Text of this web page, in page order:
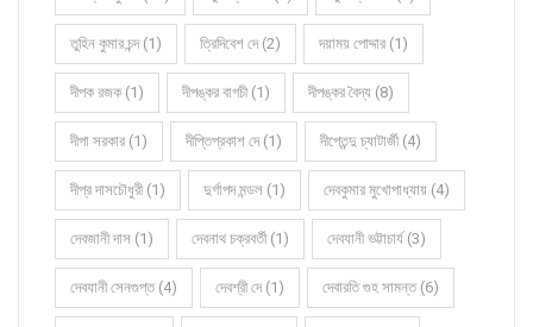
তুহিন কুমার চন্দ (1) ত্রিদিবেশ দে (2) দয়াময় পোদ্দার (1)
দীপক রজক (1) দীপঙ্কর বাগচী (1) দীপঙ্কর বৈদ্য (8)
দীপা সরকার (1) দীপ্তিপ্রকাশ দে (1) দীপ্তেন্দু চ্যাটার্জী (4)
দীপ্র দাসচৌধুরী (1) দুর্গাপদ মন্ডল (1) দেবকুমার মুখোপাধ্যায় (4)
দেবজানী দাস (1) দেবনাথ চক্রবর্তী (1) দেবযানী ভট্টাচার্য (3)
দেবযানী সেনগুপ্ত (4) দেবশ্রী দে (1) দেবারতি গুহ সামন্ত (6)